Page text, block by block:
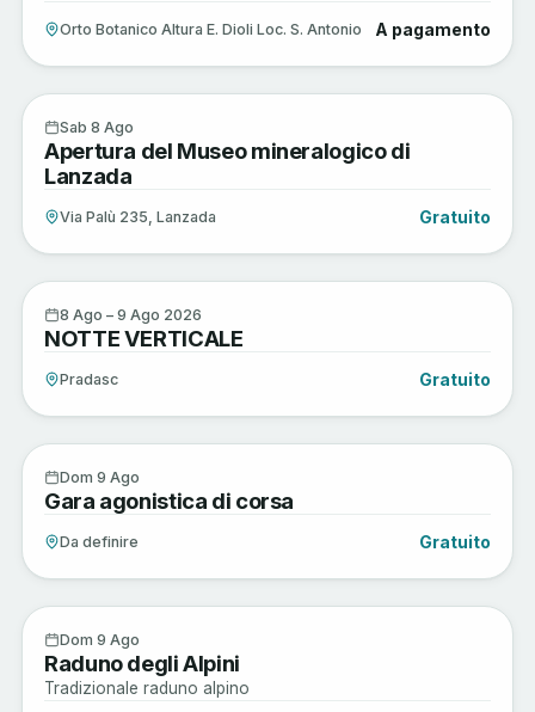
Orto Botanico Altura E. Dioli Loc. S. Antonio A pagamento
Arte e Cultura
Sab 8 Ago
Apertura del Museo mineralogico di
Lanzada
Via Palù 235, Lanzada Gratuito
Active
8 Ago – 9 Ago 2026
NOTTE VERTICALE
Pradasc Gratuito
Active
Dom 9 Ago
Gara agonistica di corsa
Da definire Gratuito
Musica e Spettacoli
Dom 9 Ago
Raduno degli Alpini
Tradizionale raduno alpino